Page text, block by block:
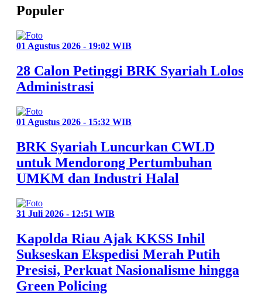
Populer
01 Agustus 2026 - 19:02 WIB
28 Calon Petinggi BRK Syariah Lolos
Administrasi
01 Agustus 2026 - 15:32 WIB
BRK Syariah Luncurkan CWLD
untuk Mendorong Pertumbuhan
UMKM dan Industri Halal
31 Juli 2026 - 12:51 WIB
Kapolda Riau Ajak KKSS Inhil
Sukseskan Ekspedisi Merah Putih
Presisi, Perkuat Nasionalisme hingga
Green Policing